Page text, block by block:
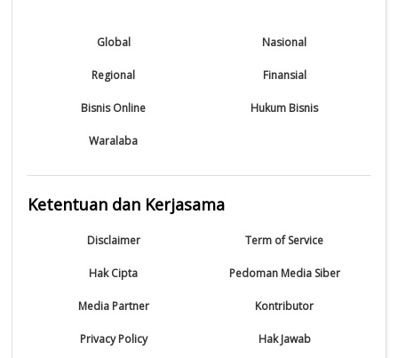
Global Nasional
Regional Finansial
Bisnis Online Hukum Bisnis
Waralaba
Ketentuan dan Kerjasama
Disclaimer Term of Service
Hak Cipta Pedoman Media Siber
Media Partner Kontributor
Privacy Policy Hak Jawab